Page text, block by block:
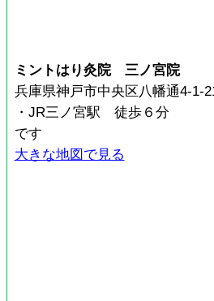
ミントはり灸院 三ノ宮院
兵庫県神戸市中央区八幡通4-1-
・JR三ノ宮駅 徒歩６分
です
大きな地図で見る